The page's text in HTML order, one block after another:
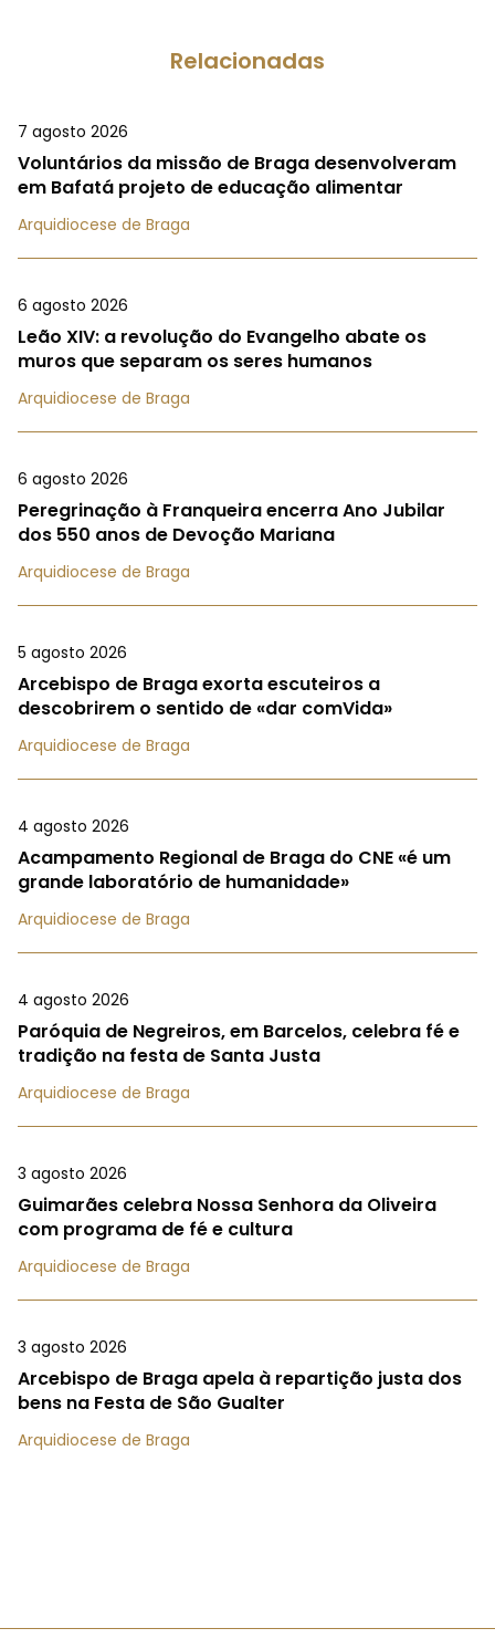
Relacionadas
7 agosto 2026
Voluntários da missão de Braga desenvolveram
em Bafatá projeto de educação alimentar
Arquidiocese de Braga
6 agosto 2026
Leão XIV: a revolução do Evangelho abate os
muros que separam os seres humanos
Arquidiocese de Braga
6 agosto 2026
Peregrinação à Franqueira encerra Ano Jubilar
dos 550 anos de Devoção Mariana
Arquidiocese de Braga
5 agosto 2026
Arcebispo de Braga exorta escuteiros a
descobrirem o sentido de «dar comVida»
Arquidiocese de Braga
4 agosto 2026
Acampamento Regional de Braga do CNE «é um
grande laboratório de humanidade»
Arquidiocese de Braga
4 agosto 2026
Paróquia de Negreiros, em Barcelos, celebra fé e
tradição na festa de Santa Justa
Arquidiocese de Braga
3 agosto 2026
Guimarães celebra Nossa Senhora da Oliveira
com programa de fé e cultura
Arquidiocese de Braga
3 agosto 2026
Arcebispo de Braga apela à repartição justa dos
bens na Festa de São Gualter
Arquidiocese de Braga